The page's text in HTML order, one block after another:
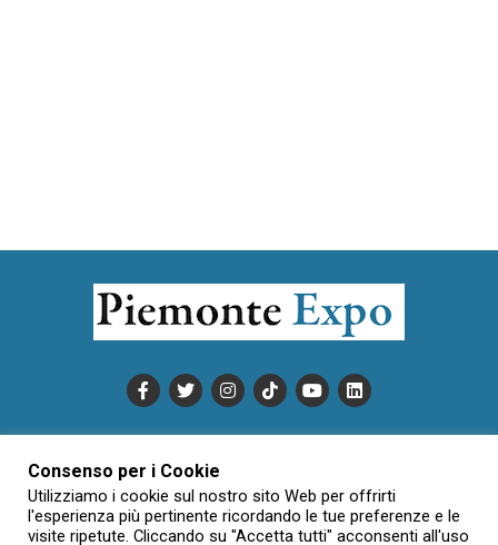
INFORMATIVA SULLA PRIVACY
CONDIZIONI DI UTILIZZO
DATI SOCIETARI
NOVAJO
CREDITS
CONTATTTI
Consenso per i Cookie
Utilizziamo i cookie sul nostro sito Web per offrirti
l'esperienza più pertinente ricordando le tue preferenze e le
visite ripetute. Cliccando su "Accetta tutti" acconsenti all'uso